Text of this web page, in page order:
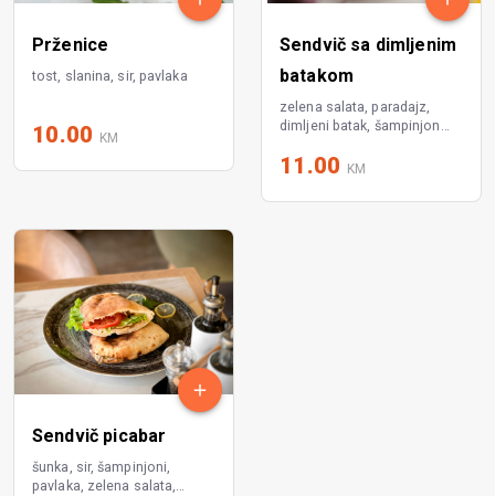
Prženice
tost, slanina, sir, pavlaka
10.00 KM
Sendvič sa dimljenim
batakom
zelena salata, paradajz,
dimljeni batak, šampinjon
11.00 KM
Sendvič picabar
šunka, sir, šampinjoni,
pavlaka, zelena salata,